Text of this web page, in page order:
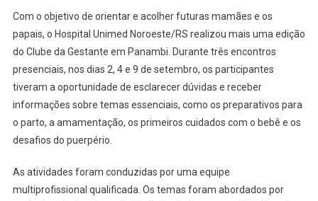
Com o objetivo de orientar e acolher futuras mamães e os
papais, o Hospital Unimed Noroeste/RS realizou mais uma edição
do Clube da Gestante em Panambi. Durante três encontros
presenciais, nos dias 2, 4 e 9 de setembro, os participantes
tiveram a oportunidade de esclarecer dúvidas e receber
informações sobre temas essenciais, como os preparativos para
o parto, a amamentação, os primeiros cuidados com o bebê e os
desafios do puerpério.
As atividades foram conduzidas por uma equipe
multiprofissional qualificada. Os temas foram abordados por